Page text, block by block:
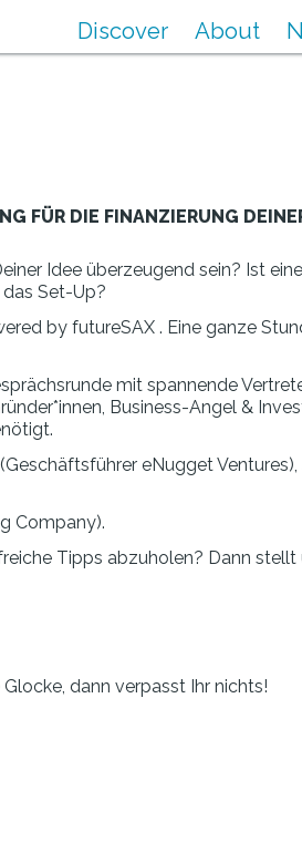
Discover About
FÜR DIE FINANZIERUNG
Idee überzeugend sein? Ist
Set-Up?
by futureSAX . Eine ganze
mit spannende
Business-Angel &
eNugget
Company).
Tipps abzuholen? Dann
dann verpasst Ihr nichts!